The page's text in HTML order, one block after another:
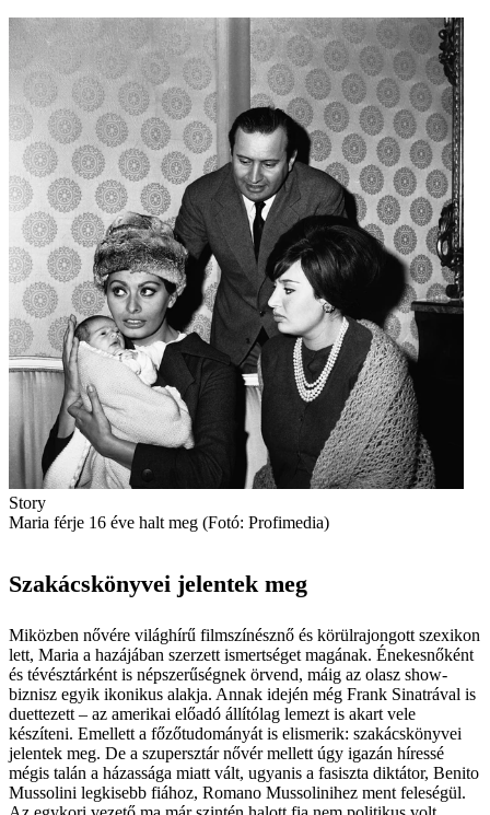
Story
Maria férje 16 éve halt meg (Fotó: Profimedia)
Szakácskönyvei jelentek meg
Miközben nővére világhírű filmszínésznő és körülrajongott szex­ikon
lett, Maria a hazájában szerzett ismertséget magának. Énekesnőként
és tévésztárként is népszerűségnek örvend, máig az olasz show-
biznisz egyik ikonikus alakja. Annak idején még Frank Sinatrával is
duettezett – az amerikai előadó állítólag lemezt is akart vele
készíteni. Emellett a főzőtudományát is elismerik: szakácskönyvei
jelentek meg. De a szupersztár nővér mellett úgy igazán híressé
mégis talán a házassága miatt vált, ugyanis a fasiszta diktátor, Benito
Mussolini legkisebb fiához, Romano Mussolinihez ment feleségül.